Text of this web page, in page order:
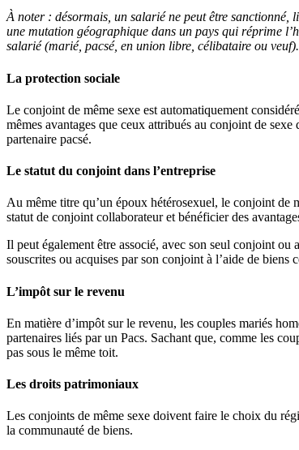
À noter : désormais, un salarié ne peut être sanctionné,
une mutation géographique dans un pays qui réprime
salarié (marié, pacsé, en union libre, célibataire ou veuf).
La protection sociale
Le conjoint de même sexe est automatiquement
mêmes avantages que ceux attribués au conjoint de
partenaire pacsé.
Le statut du conjoint dans l’entreprise
Au même titre qu’un époux hétérosexuel, le conjoint de
statut de conjoint collaborateur et bénéficier des
Il peut également être associé, avec son seul conjoint ou
souscrites ou acquises par son conjoint à l’aide de biens
L’impôt sur le revenu
En matière d’impôt sur le revenu, les couples mariés
partenaires liés par un Pacs. Sachant que, comme les
pas sous le même toit.
Les droits patrimoniaux
Les conjoints de même sexe doivent faire le choix du
la communauté de biens.